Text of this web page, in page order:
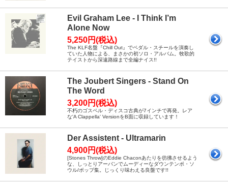
Evil Graham Lee - I Think I’m
Alone Now
5,250円(税込)
The KLF名盤『Chill Out』でペダル・スチールを演奏し
ていた人物による、まさかの初ソロ・アルバム。牧歌的
テイストから深遠路線まで全編ナイス!!
The Joubert Singers - Stand On
The Word
3,200円(税込)
不朽のゴスペル・ディスコ古典が7インチで再発。レア
な'A Clappella' VersionをB面に収録しています！
Der Assistent - Ultramarin
4,900円(税込)
[Stones Throw]のEddie Chaconあたりを彷彿させるよう
な、しっとりアーバンでムーディーなダウンテンポ・ソ
ウル/ポップ集。じっくり味わえる良盤です!!